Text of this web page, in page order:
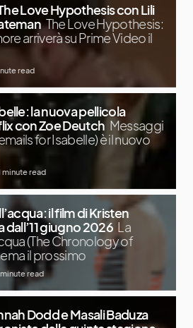
Love Hypothesis con Lili
The Love Hypothesis:
arriverà su Prime Video il
read
la nuova pellicola
con Zoe Deutch Messaggi
for Isabelle) è il nuovo
minute read
il film di Kristen
giugno 2026 La
(The Chronology of
il prossimo
minute read
Dodd e Masali Baduza